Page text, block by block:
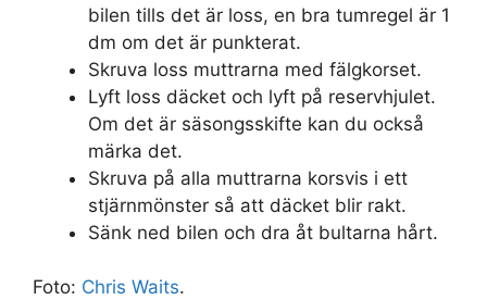
bilen tills det är loss, en bra tumregel är 1
dm om det är punkterat.
Skruva loss muttrarna med fälgkorset.
Lyft loss däcket och lyft på reservhjulet.
Om det är säsongsskifte kan du också
märka det.
Skruva på alla muttrarna korsvis i ett
stjärnmönster så att däcket blir rakt.
Sänk ned bilen och dra åt bultarna hårt.
Foto: Chris Waits.